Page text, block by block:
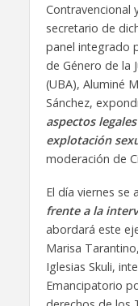
Contravencional
secretario de
panel integrado
de Género de la
(UBA), Aluminé
Sánchez,
aspectos
explotación
moderación de
El día viernes se
frente a la
abordará este
Marisa
Iglesias Skuli,
Emancipatorio